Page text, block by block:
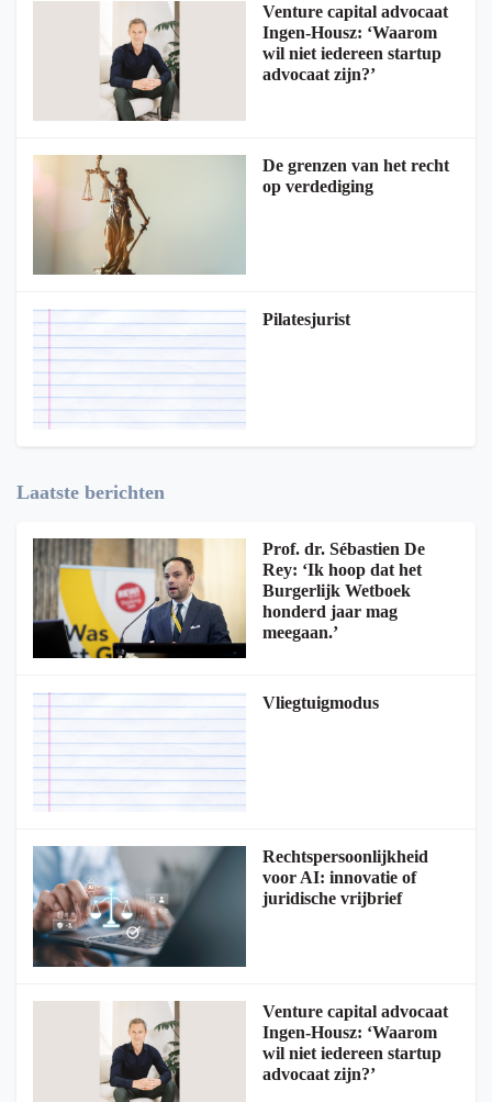
Venture capital advocaat
Ingen-Housz: ‘Waarom
wil niet iedereen startup
advocaat zijn?’
De grenzen van het recht
op verdediging
Pilatesjurist
Laatste berichten
Prof. dr. Sébastien De
Rey: ‘Ik hoop dat het
Burgerlijk Wetboek
honderd jaar mag
meegaan.’
Vliegtuigmodus
Rechtspersoonlijkheid
voor AI: innovatie of
juridische vrijbrief
Venture capital advocaat
Ingen-Housz: ‘Waarom
wil niet iedereen startup
advocaat zijn?’